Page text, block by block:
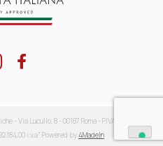
- Via Lucullo, 8 - 00187 Roma - P.IVA: 04416711002 -
i.v.a” Powered by4MadeIn